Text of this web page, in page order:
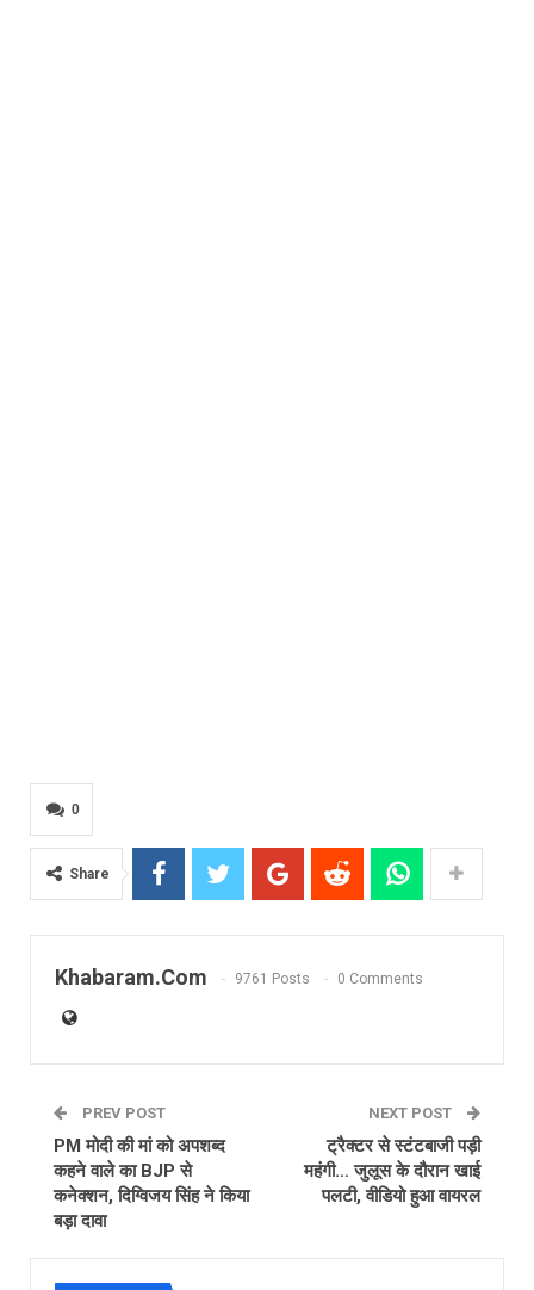
0
Share
Khabaram.Com 9761 Posts 0 Comments
PREV POST
PM मोदी की मां को अपशब्द
कहने वाले का BJP से
कनेक्शन, दिग्विजय सिंह ने किया
बड़ा दावा
NEXT POST
ट्रैक्टर से स्टंटबाजी पड़ी
महंगी… जुलूस के दौरान खाई
पलटी, वीडियो हुआ वायरल